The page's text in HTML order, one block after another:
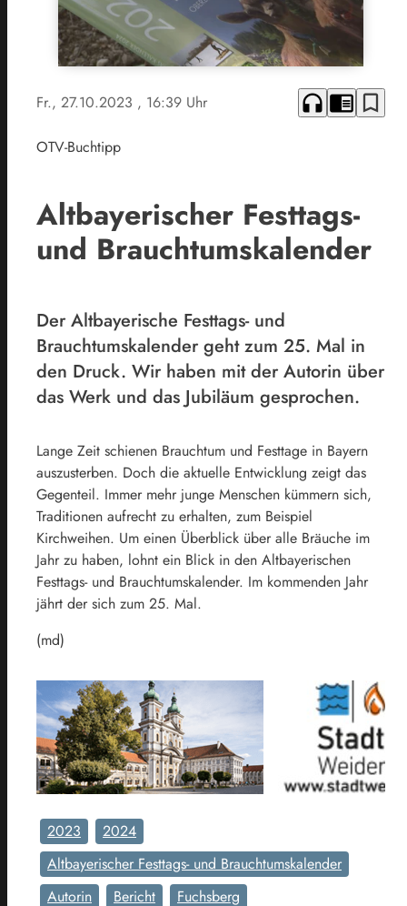
Fr., 27.10.2023 , 16:39 Uhr headphones chrome_reader_mode bookmark_border
OTV-Buchtipp
Altbayerischer Festtags-
und Brauchtumskalender
Der Altbayerische Festtags- und
Brauchtumskalender geht zum 25. Mal in
den Druck. Wir haben mit der Autorin über
das Werk und das Jubiläum gesprochen.
Lange Zeit schienen Brauchtum und Festtage in Bayern
auszusterben. Doch die aktuelle Entwicklung zeigt das
Gegenteil. Immer mehr junge Menschen kümmern sich,
Traditionen aufrecht zu erhalten, zum Beispiel
Kirchweihen. Um einen Überblick über alle Bräuche im
Jahr zu haben, lohnt ein Blick in den Altbayerischen
Festtags- und Brauchtumskalender. Im kommenden Jahr
jährt der sich zum 25. Mal.
(md)
2023
2024
Altbayerischer Festtags- und Brauchtumskalender
Autorin
Bericht
Fuchsberg